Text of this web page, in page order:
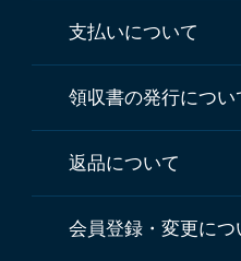
支払いについて
領収書の発行につい
返品について
会員登録・変更につ